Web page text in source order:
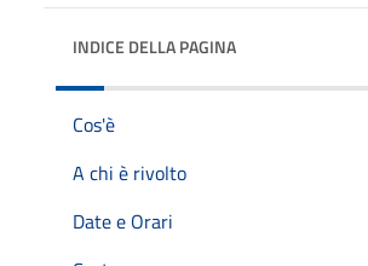
INDICE DELLA PAGINA
Cos'è
A chi è rivolto
Date e Orari